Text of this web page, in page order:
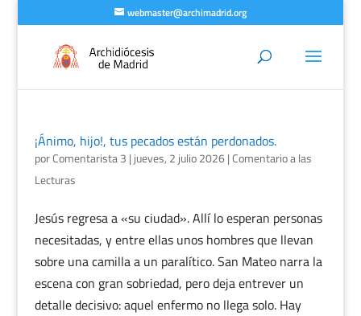
webmaster@archimadrid.org
¡Ánimo, hijo!, tus pecados están perdonados.
porComentarista 3 | jueves, 2 julio 2026|Comentario a las
Lecturas
Jesús regresa a «su ciudad». Allí lo esperan personas
necesitadas, y entre ellas unos hombres que llevan
sobre una camilla a un paralítico. San Mateo narra la
escena con gran sobriedad, pero deja entrever un
detalle decisivo: aquel enfermo no llega solo. Hay